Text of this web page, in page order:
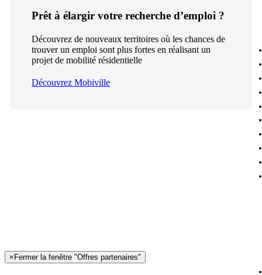
Prêt à élargir votre recherche d’emploi ?
Découvrez de nouveaux territoires où les chances de
trouver un emploi sont plus fortes en réalisant un
projet de mobilité résidentielle
Découvrez Mobiville
× Fermer la fenêtre "Offres partenaires"